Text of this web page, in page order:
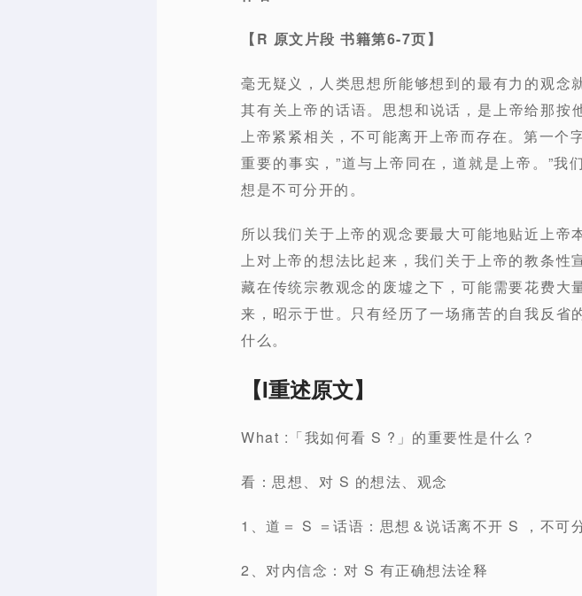
【R 原文片段 书籍第6-7页】
毫无疑义，人类思想所能够想到的最有力的观
其有关上帝的话语。思想和说话，是上帝给那
上帝紧紧相关，不可能离开上帝而存在。第一
重要的事实，”道与上帝同在，道就是上帝。”
想是不可分开的。
所以我们关于上帝的观念要最大可能地贴近上
上对上帝的想法比起来，我们关于上帝的教条
藏在传统宗教观念的废墟之下，可能需要花费大
来，昭示于世。只有经历了一场痛苦的自我反
什么。
【I重述原文】
What :「我如何看 S ?」的重要性是什么？
看：思想、对 S 的想法、观念
1、道＝ S ＝话语：思想＆说话离不开 S ，不可分
2、对内信念：对 S 有正确想法诠释